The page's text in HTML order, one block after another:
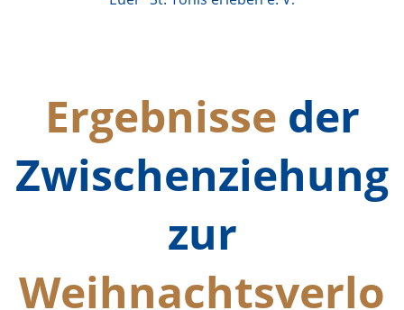
Ergebnisse der
Zwischenziehung
zur
Weihnachtsverlo